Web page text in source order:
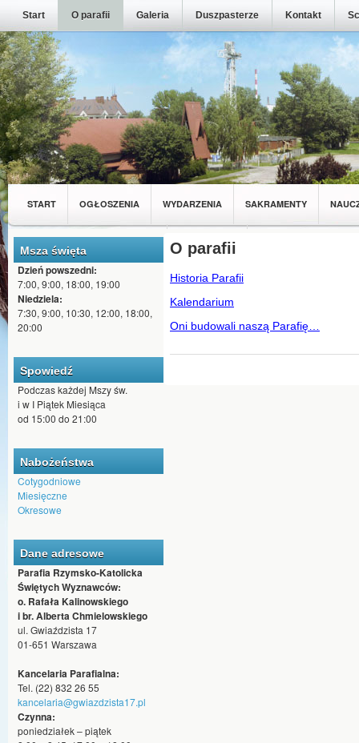
Start O parafii Galeria Duszpasterze Kontakt
START OGŁOSZENIA WYDARZENIA SAKRAMENTY
MŁODZIEŻ Z NASZEJ PARAFII WSPÓLNOTY
Msza święta
Dzień powszedni:
7:00, 9:00, 18:00, 19:00
Niedziela:
7:30, 9:00, 10:30, 12:00, 18:00,
20:00
Spowiedź
Podczas każdej Mszy św.
i w I Piątek Miesiąca
od 15:00 do 21:00
Nabożeństwa
Cotygodniowe
Miesięczne
Okresowe
Dane adresowe
Parafia Rzymsko-Katolicka
Świętych Wyznawców:
o. Rafała Kalinowskiego
i br. Alberta Chmielowskiego
ul. Gwiaździsta 17
01-651 Warszawa
Kancelaria Parafialna:
Tel. (22) 832 26 55
kancelaria@gwiazdzista17.pl
Czynna:
poniedziałek – piątek
O parafii
Historia Parafii
Kalendarium
Oni budowali naszą Parafię…